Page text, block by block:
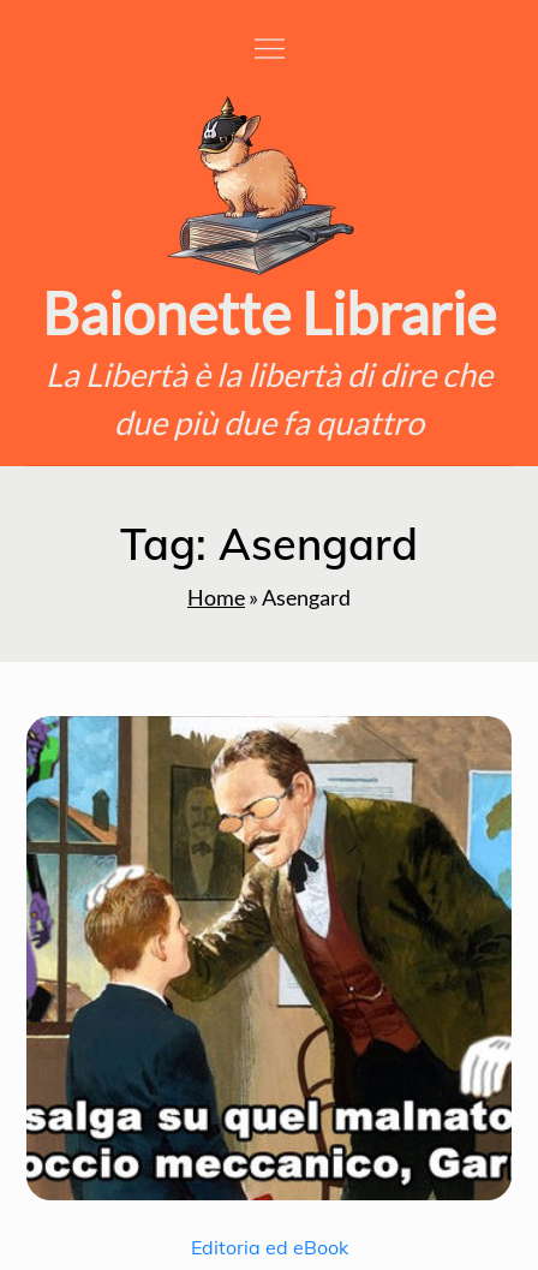
Baionette Librarie
La Libertà è la libertà di dire che
due più due fa quattro
Tag: Asengard
Home»Asengard
Editoria ed eBook